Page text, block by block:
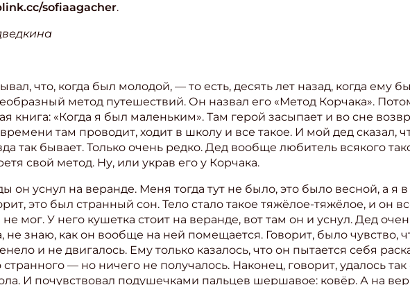
sofiaagacher.
что, когда был молодой, — то есть, десять лет назад, когда ему
метод путешествий. Он назвал его «Метод Корчака».
книга: «Когда я был маленьким». Там герой засыпает и во сне
там проводит, ходит в школу и все такое. И мой дед сказал,
так бывает. Только очень редко. Дед вообще любитель всякого
свой метод. Ну, или украв его у Корчака.
он уснул на веранде. Меня тогда тут не было, это было весной, а я
это был странный сон. Тело стало такое тяжёлое-тяжёлое, и он
не мог. У него кушетка стоит на веранде, вот там он и уснул. Дед
не знаю, как он вообще на ней помещается. Говорит, было чувство,
и не двигалось. Ему только казалось, что он пытается себя
странного — но ничего не получалось. Наконец, говорит, удалось
И почувствовал подушечками пальцев шершавое: ковёр. А на